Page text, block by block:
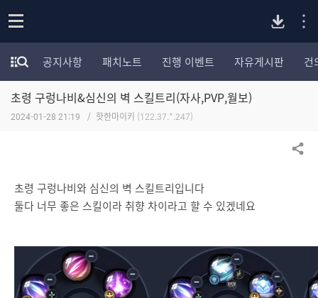
p
e
n
로
드
모
험
가
포
리
전
체
공지사항 패치노트 진행 이벤트 자유게시판 건
초령 구렁나비&심신의 벽 스킬트리(자사,PVP,월보)
2024-01-28 21:19 핫한마이키 (122.37.*.247)
공유하기
초령 구렁나비와 심신의 벽 스킬트리입니다
둘다 너무 좋은 스킬이라 취향 차이라고 할 수 있겠네요